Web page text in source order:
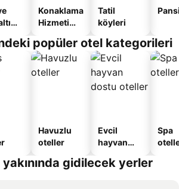
Konaklama
Hizmeti
Apart
Daire
Tatil
köyleri
popüler otel kategorileri
Havuzlu
oteller
Evcil
hayvan
oteller
Spa
gidilecek yerler